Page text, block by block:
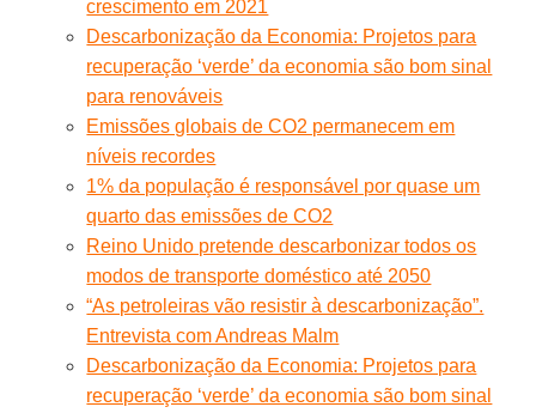
crescimento em 2021
Descarbonização da Economia: Projetos para
recuperação ‘verde’ da economia são bom sinal
para renováveis
Emissões globais de CO2 permanecem em
níveis recordes
1% da população é responsável por quase um
quarto das emissões de CO2
Reino Unido pretende descarbonizar todos os
modos de transporte doméstico até 2050
“As petroleiras vão resistir à descarbonização”.
Entrevista com Andreas Malm
Descarbonização da Economia: Projetos para
recuperação ‘verde’ da economia são bom sinal